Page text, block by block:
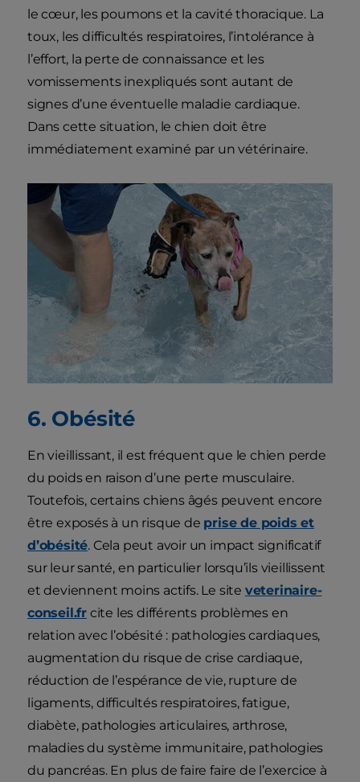
le cœur, les poumons et la cavité thoracique. La
toux, les difficultés respiratoires, l’intolérance à
l’effort, la perte de connaissance et les
vomissements inexpliqués sont autant de
signes d’une éventuelle maladie cardiaque.
Dans cette situation, le chien doit être
immédiatement examiné par un vétérinaire.
6. Obésité
En vieillissant, il est fréquent que le chien perde
du poids en raison d’une perte musculaire.
Toutefois, certains chiens âgés peuvent encore
être exposés à un risque de prise de poids et
d’obésité. Cela peut avoir un impact significatif
sur leur santé, en particulier lorsqu’ils vieillissent
et deviennent moins actifs. Le site veterinaire-
conseil.fr cite les différents problèmes en
relation avec l’obésité : pathologies cardiaques,
augmentation du risque de crise cardiaque,
réduction de l’espérance de vie, rupture de
ligaments, difficultés respiratoires, fatigue,
diabète, pathologies articulaires, arthrose,
maladies du système immunitaire, pathologies
du pancréas. En plus de faire faire de l’exercice à